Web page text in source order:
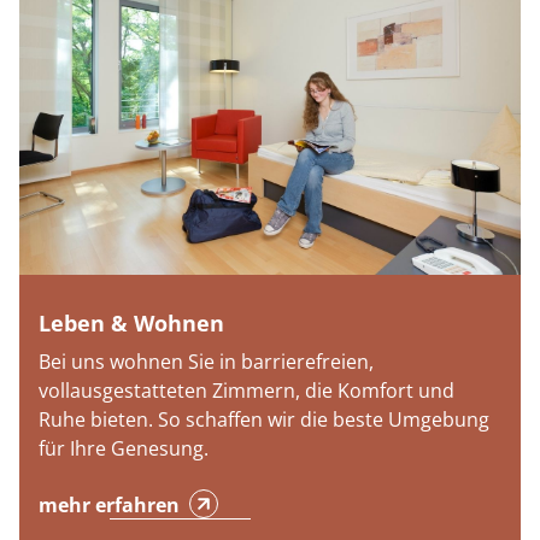
Leben & Wohnen
Bei uns wohnen Sie in barrierefreien,
vollausgestatteten Zimmern, die Komfort und
Ruhe bieten. So schaffen wir die beste Umgebung
für Ihre Genesung.
mehr erfahren